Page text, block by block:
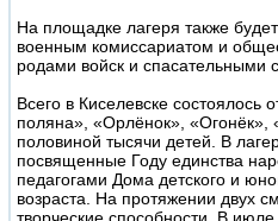
На площадке лагеря также
военным комиссариатом и
родами войск и спасательными
Всего в Киселевске состоялось
поляна», «Орлёнок», «Огонёк»,
половиной тысячи детей. В
посвященные Году единства
педагогами Дома детского и
возраста. На протяжении двух
творческие способности. В